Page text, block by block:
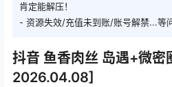
肯定能解压！
- 资源失效/充值未到账/账号解禁...等
抖音 鱼香肉丝 岛遇+微密
2026.04.08]